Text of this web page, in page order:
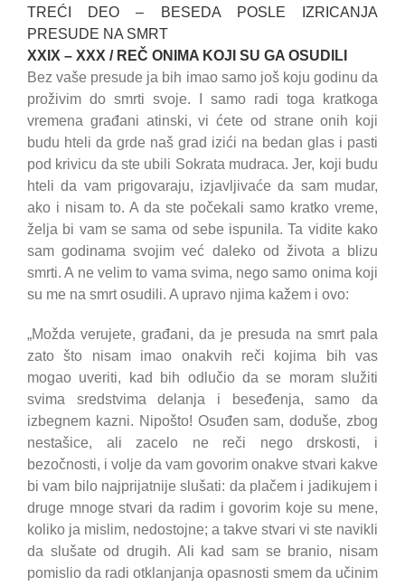
TREĆI DEO – BESEDA POSLE IZRICANJA
PRESUDE NA SMRT
XXIX – XXX / REČ ONIMA KOJI SU GA OSUDILI
Bez vaše presude ja bih imao samo još koju godinu da
proživim do smrti svoje. I samo radi toga kratkoga
vremena građani atinski, vi ćete od strane onih koji
budu hteli da grde naš grad izići na bedan glas i pasti
pod krivicu da ste ubili Sokrata mudraca. Jer, koji budu
hteli da vam prigovaraju, izjavljivaće da sam mudar,
ako i nisam to. A da ste počekali samo kratko vreme,
želja bi vam se sama od sebe ispunila. Ta vidite kako
sam godinama svojim već daleko od života a blizu
smrti. A ne velim to vama svima, nego samo onima koji
su me na smrt osudili. A upravo njima kažem i ovo:
„Možda verujete, građani, da je presuda na smrt pala
zato što nisam imao onakvih reči kojima bih vas
mogao uveriti, kad bih odlučio da se moram služiti
svima sredstvima delanja i beseđenja, samo da
izbegnem kazni. Nipošto! Osuđen sam, doduše, zbog
nestašice, ali zacelo ne reči nego drskosti, i
bezočnosti, i volje da vam govorim onakve stvari kakve
bi vam bilo najprijatnije slušati: da plačem i jadikujem i
druge mnoge stvari da radim i govorim koje su mene,
koliko ja mislim, nedostojne; a takve stvari vi ste navikli
da slušate od drugih. Ali kad sam se branio, nisam
pomislio da radi otklanjanja opasnosti smem da učinim